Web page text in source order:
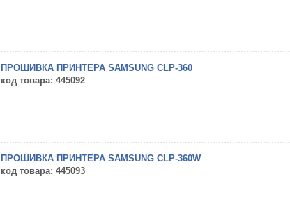
ПРОШИВКА ПРИНТЕРА SAMSUNG CLP-360
код товара: 445092
ПРОШИВКА ПРИНТЕРА SAMSUNG CLP-360W
код товара: 445093